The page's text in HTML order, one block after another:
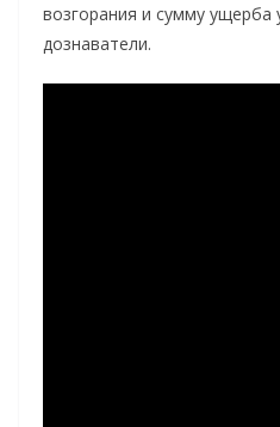
возгорания и сумму ущерба
дознаватели.